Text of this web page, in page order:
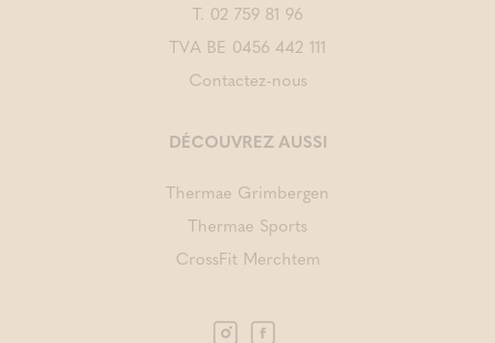
T. 02 759 81 96
TVA BE 0456 442 111
Contactez-nous
DÉCOUVREZ AUSSI
Thermae Grimbergen
Thermae Sports
CrossFit Merchtem